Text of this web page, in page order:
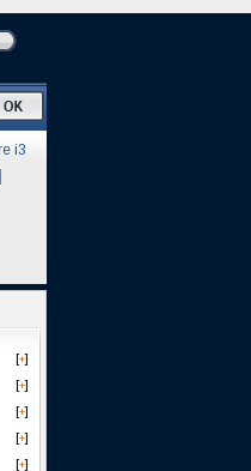
i3
[+]
[+]
[+]
[+]
[+]